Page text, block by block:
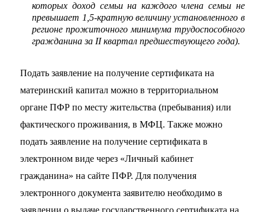
которых доход семьи на каждого члена семьи не
превышает 1,5-кратную величину установленного в
регионе прожиточного минимума трудоспособного
гражданина за II квартал предшествующего года).
Подать заявление на получение сертификата на
материнский капитал можно в территориальном
органе ПФР по месту жительства (пребывания) или
фактического проживания, в МФЦ. Также можно
подать заявление на получение сертификата в
электронном виде через «Личный кабинет
гражданина» на сайте ПФР. Для получения
электронного документа заявителю необходимо в
заявлении о выдаче государственного сертификата на